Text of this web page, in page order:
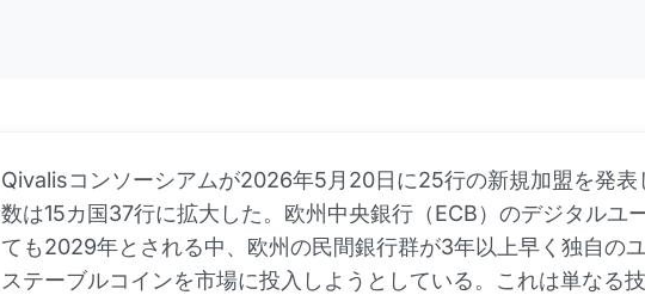
Qivalisコンソーシアムが2026年5月20日に25行の新規加盟を発表
数は15カ国37行に拡大した。欧州中央銀行（ECB）のデジタルユ
ても2029年とされる中、欧州の民間銀行群が3年以上早く独自の
ステーブルコインを市場に投入しようとしている。これは単なる